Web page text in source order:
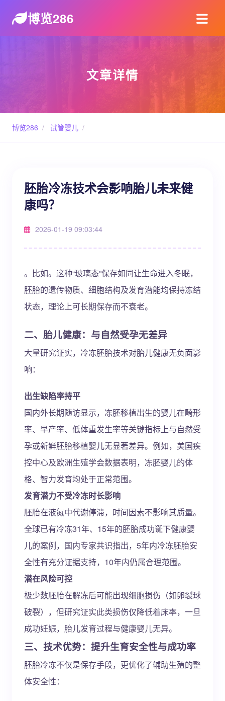
博览286
文章详情
博览286 / 试管婴儿 /
胚胎冷冻技术会影响胎儿未来健
康吗？
2026-01-19 09:03:44
。比如。这种“玻璃态”保存如同让生命进入冬眠，
胚胎的遗传物质、细胞结构及发育潜能均保持冻结
状态，理论上可长期保存而不衰老。
二、胎儿健康：与自然受孕无差异
大量研究证实，冷冻胚胎技术对胎儿健康无负面影
响：
出生缺陷率持平
国内外长期随访显示，冻胚移植出生的婴儿在畸形
率、早产率、低体重发生率等关键指标上与自然受
孕或新鲜胚胎移植婴儿无显著差异。例如，美国疾
控中心及欧洲生殖学会数据表明，冻胚婴儿的体
格、智力发育均处于正常范围。
发育潜力不受冷冻时长影响
胚胎在液氮中代谢停滞，时间因素不影响其质量。
全球已有冷冻31年、15年的胚胎成功诞下健康婴
儿的案例，国内专家共识指出，5年内冷冻胚胎安
全性有充分证据支持，10年内仍属合理范围。
潜在风险可控
极少数胚胎在解冻后可能出现细胞损伤（如卵裂球
破裂），但研究证实此类损伤仅降低着床率，一旦
成功妊娠，胎儿发育过程与健康婴儿无异。
三、技术优势：提升生育安全性与成功率
胚胎冷冻不仅是保存手段，更优化了辅助生殖的整
体安全性：